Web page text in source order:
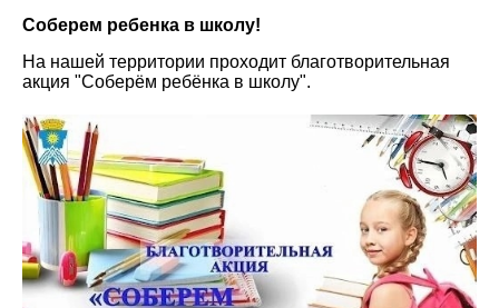
Соберем ребенка в школу!
На нашей территории проходит благотворительная
акция "Соберём ребёнка в школу".